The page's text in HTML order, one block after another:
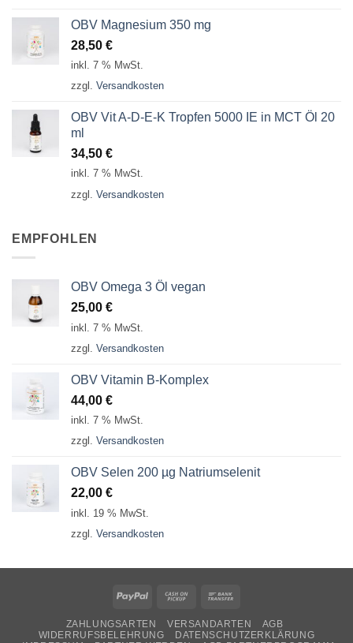
OBV Magnesium 350 mg
28,50 €
inkl. 7 % MwSt.
zzgl. Versandkosten
OBV Vit A-D-E-K Tropfen 5000 IE in MCT Öl 20
ml
34,50 €
inkl. 7 % MwSt.
zzgl. Versandkosten
EMPFOHLEN
OBV Omega 3 Öl vegan
25,00 €
inkl. 7 % MwSt.
zzgl. Versandkosten
OBV Vitamin B-Komplex
44,00 €
inkl. 7 % MwSt.
zzgl. Versandkosten
OBV Selen 200 µg Natriumselenit
22,00 €
inkl. 19 % MwSt.
zzgl. Versandkosten
PayPal
Cash
Pickup
ZAHLUNGSARTEN VERSANDARTEN
AGB
WIDERRUFSBELEHRUNG
DATENSCHUTZERKLÄRUNG